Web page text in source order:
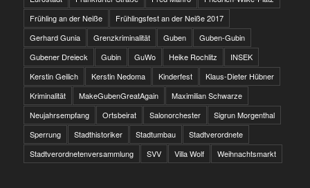
Frühling an der Neiße
Frühlingsfest an der Neiße 2017
Gerhard Gunia
Grenzkriminalität Guben
Guben-Gubin
Gubener Dreieck
Gubin GuWo Heike Rochlitz
INSEK
Kerstin Geilich
Kerstin Nedoma Kinderfest
Klaus-Dieter Hübner
Kriminalität
MakeGubenGreatAgain
Maximilian Schwarze
Neujahrsempfang
Ortsbeirat Salonorchester
Sigrun Morgenthal
Sperrung
Stadthistoriker Stadtumbau
Stadtverordnete
Stadtverordnetenversammlung
SVV Villa Wolf Weihnachtsmarkt